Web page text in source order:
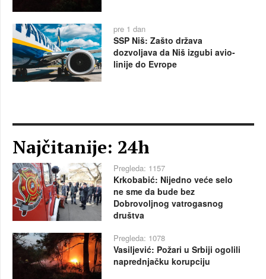
pre 1 dan
SSP Niš: Zašto država
dozvoljava da Niš izgubi avio-
linije do Evrope
Najčitanije: 24h
Pregleda: 1157
Krkobabić: Nijedno veće selo
ne sme da bude bez
Dobrovoljnog vatrogasnog
društva
Pregleda: 1078
Vasiljević: Požari u Srbiji ogolili
naprednjačku korupciju